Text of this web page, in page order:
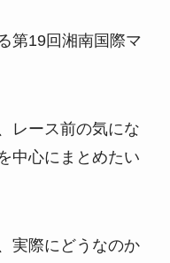
第19回湘南国際マ
レース前の気にな
中心にまとめたい
実際にどうなのか